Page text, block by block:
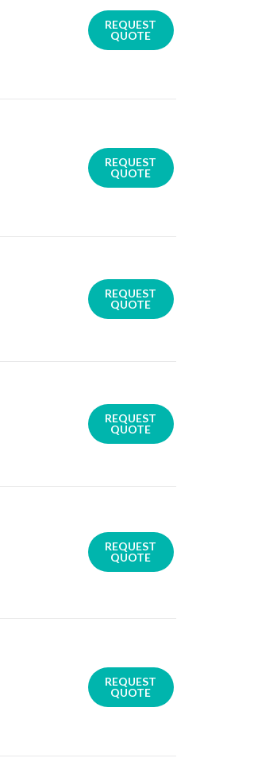
REQUEST
QUOTE
REQUEST
QUOTE
REQUEST
QUOTE
REQUEST
QUOTE
REQUEST
QUOTE
REQUEST
QUOTE